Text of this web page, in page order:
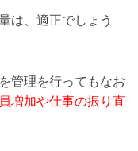
は、適正でしょう
管理を行ってもなお
増加や仕事の振り直